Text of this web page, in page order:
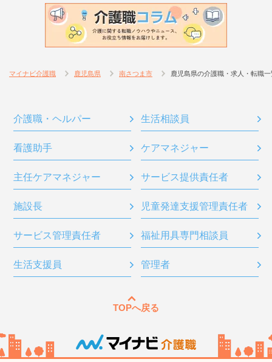
マイナビ介護職 鹿児島県 南さつま市 鹿児島県の介護職・求人・転職一
介護職・ヘルパー 生活相談員
看護助手 ケアマネジャー
主任ケアマネジャー サービス提供責任者
施設長 児童発達支援管理責任者
サービス管理責任者 福祉用具専門相談員
生活支援員 管理者
TOPへ戻る